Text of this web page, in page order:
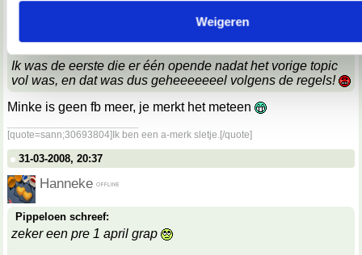
Weigeren
Wat ik dus net nog typte in het DAARVOOR BESTEMDE
Ik was de eerste die er één opende nadat het vorige topic
vol was, en dat was dus geheeeeeeel volgens de regels!
Minke is geen fb meer, je merkt het meteen
[quote=sann;30693804]Ik ben een a-merk sletje.[/quote]
31-03-2008, 20:37
Hanneke
Pippeloen schreef:
zeker een pre 1 april grap